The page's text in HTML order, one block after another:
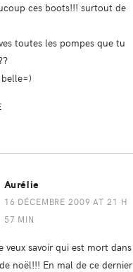
ces boots!!! surtout de
toutes les pompes que tu
Aurélie
16 DÉCEMBRE 2009 AT 21 H
57 MIN
veux savoir qui est mort dans
noël!!! En mal de ce dernier